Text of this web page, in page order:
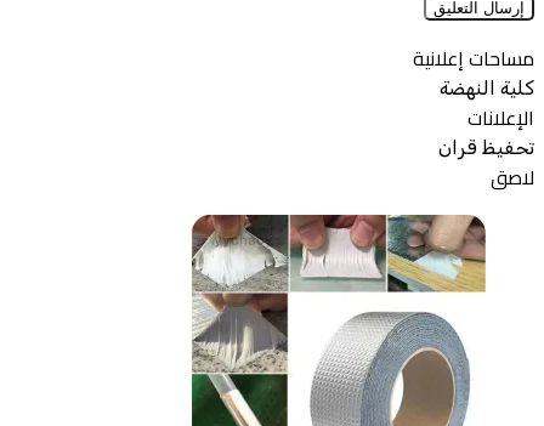
مساحات إعلانية
كلية النهضة
الإعلانات
تحفيظ قران
لاصق